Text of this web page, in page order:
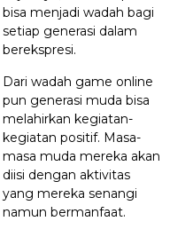
bisa menjadi wadah bagi
setiap generasi dalam
berekspresi.
Dari wadah game online
pun generasi muda bisa
melahirkan kegiatan-
kegiatan positif. Masa-
masa muda mereka akan
diisi dengan aktivitas
yang mereka senangi
namun bermanfaat.